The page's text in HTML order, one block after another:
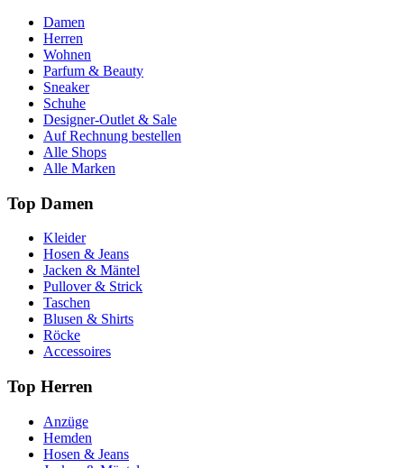
Damen
Herren
Wohnen
Parfum & Beauty
Sneaker
Schuhe
Designer-Outlet & Sale
Auf Rechnung bestellen
Alle Shops
Alle Marken
Top Damen
Kleider
Hosen & Jeans
Jacken & Mäntel
Pullover & Strick
Taschen
Blusen & Shirts
Röcke
Accessoires
Top Herren
Anzüge
Hemden
Hosen & Jeans